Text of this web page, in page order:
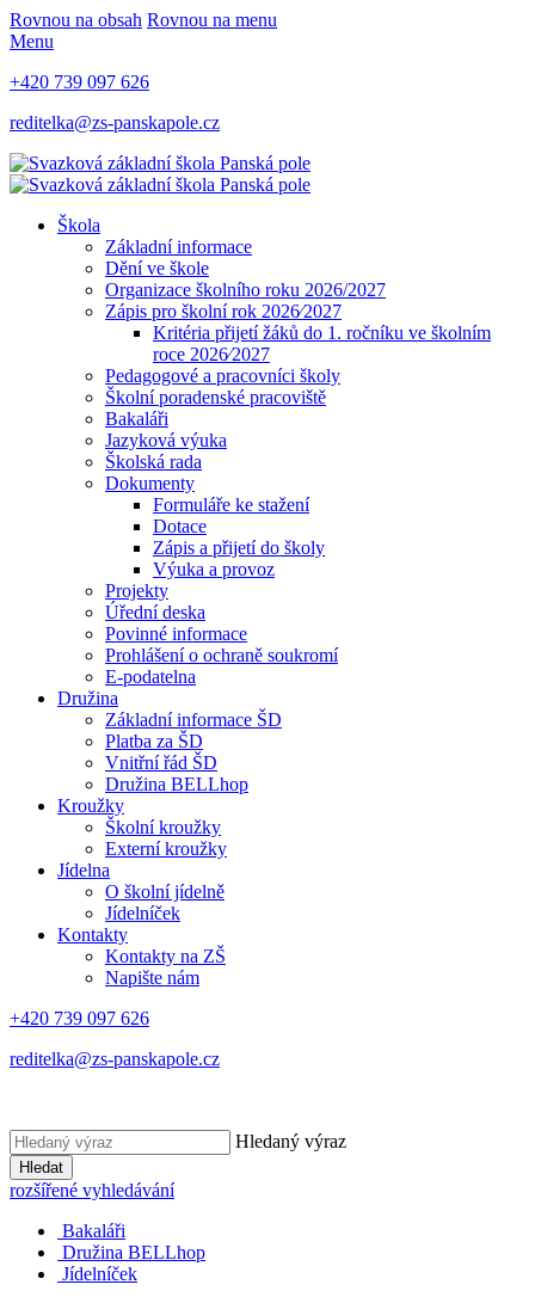
Rovnou na obsah Rovnou na menu
Menu
+420 739 097 626
reditelka@zs-panskapole.cz
Škola
Základní informace
Dění ve škole
Organizace školního roku 2026/2027
Zápis pro školní rok 2026⁄2027
Kritéria přijetí žáků do 1. ročníku ve školním
roce 2026⁄2027
Pedagogové a pracovníci školy
Školní poradenské pracoviště
Bakaláři
Jazyková výuka
Školská rada
Dokumenty
Formuláře ke stažení
Dotace
Zápis a přijetí do školy
Výuka a provoz
Projekty
Úřední deska
Povinné informace
Prohlášení o ochraně soukromí
E-podatelna
Družina
Základní informace ŠD
Platba za ŠD
Vnitřní řád ŠD
Družina BELLhop
Kroužky
Školní kroužky
Externí kroužky
Jídelna
O školní jídelně
Jídelníček
Kontakty
Kontakty na ZŠ
Napište nám
+420 739 097 626
reditelka@zs-panskapole.cz
Hledaný výraz
Hledat
rozšířené vyhledávání
Bakaláři
Družina BELLhop
Jídelníček